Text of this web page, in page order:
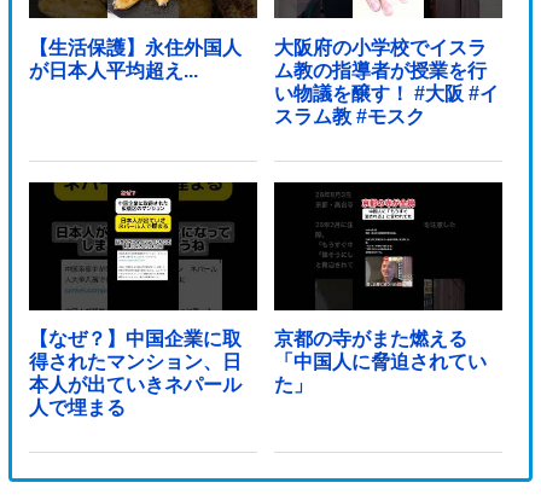
【生活保護】永住外国人
が日本人平均超え...
大阪府の小学校でイスラ
ム教の指導者が授業を行
い物議を醸す！ #大阪 #イ
スラム教 #モスク
【なぜ？】中国企業に取
得されたマンション、日
本人が出ていきネパール
人で埋まる
京都の寺がまた燃える
「中国人に脅迫されてい
た」